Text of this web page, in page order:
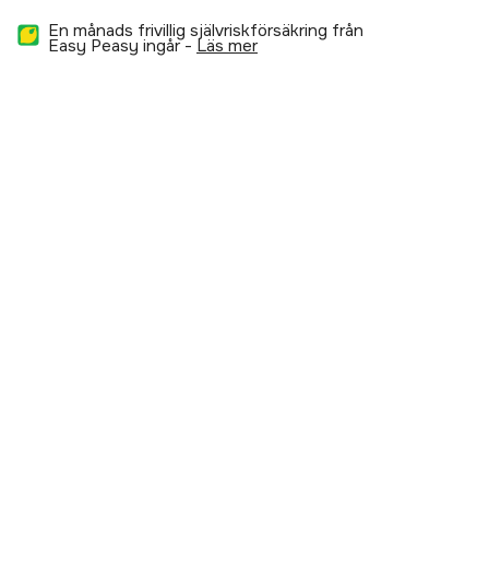
En månads frivillig självriskförsäkring från
Easy Peasy ingår - läs mer